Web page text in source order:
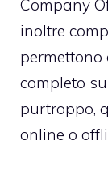
Company
inoltre
completo
purtroppo,
online o